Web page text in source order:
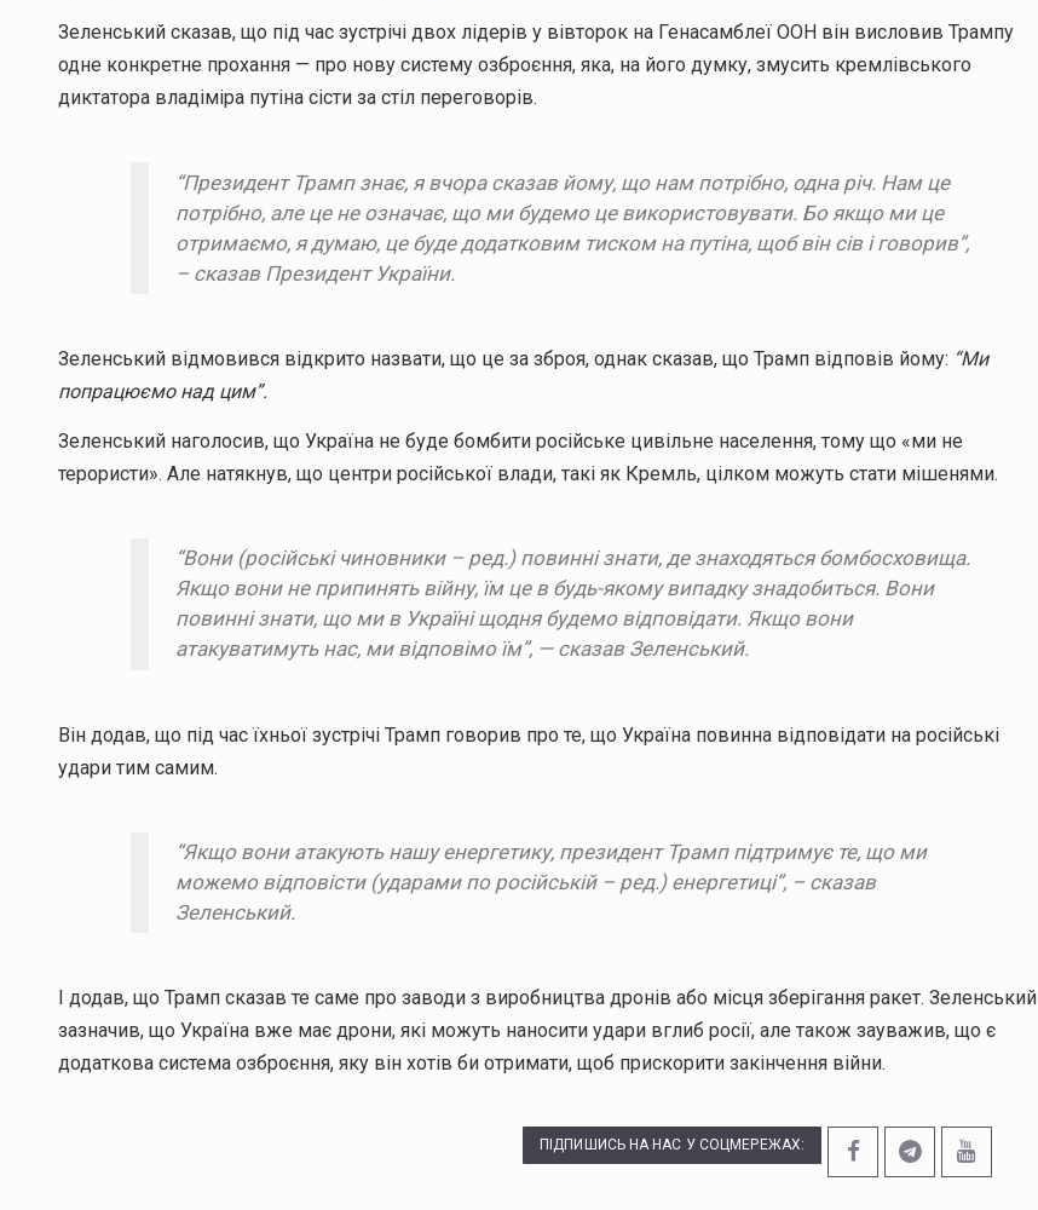
Зеленський сказав, що під час зустрічі двох лідерів у вівторок на Генасамблеї ООН він висловив Трампу
одне конкретне прохання — про нову систему озброєння, яка, на його думку, змусить кремлівського
диктатора владіміра путіна сісти за стіл переговорів.
“Президент Трамп знає, я вчора сказав йому, що нам потрібно, одна річ. Нам це
потрібно, але це не означає, що ми будемо це використовувати. Бо якщо ми це
отримаємо, я думаю, це буде додатковим тиском на путіна, щоб він сів і говорив”,
– сказав Президент України.
Зеленський відмовився відкрито назвати, що це за зброя, однак сказав, що Трамп відповів йому: “Ми
попрацюємо над цим”.
Зеленський наголосив, що Україна не буде бомбити російське цивільне населення, тому що «ми не
терористи». Але натякнув, що центри російської влади, такі як Кремль, цілком можуть стати мішенями.
“Вони (російські чиновники – ред.) повинні знати, де знаходяться бомбосховища.
Якщо вони не припинять війну, їм це в будь-якому випадку знадобиться. Вони
повинні знати, що ми в Україні щодня будемо відповідати. Якщо вони
атакуватимуть нас, ми відповімо їм”, — сказав Зеленський.
Він додав, що під час їхньої зустрічі Трамп говорив про те, що Україна повинна відповідати на російські
удари тим самим.
“Якщо вони атакують нашу енергетику, президент Трамп підтримує те, що ми
можемо відповісти (ударами по російській – ред.) енергетиці”, – сказав
Зеленський.
І додав, що Трамп сказав те саме про заводи з виробництва дронів або місця зберігання ракет. Зеленський
зазначив, що Україна вже має дрони, які можуть наносити удари вглиб росії, але також зауважив, що є
додаткова система озброєння, яку він хотів би отримати, щоб прискорити закінчення війни.
ПІДПИШИСЬ НА НАС У СОЦМЕРЕЖАХ: